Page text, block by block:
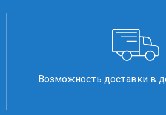
Возможность доставки в